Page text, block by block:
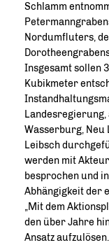
Schlamm
Nordumfluters,
Insgesamt sollen
Kubikmeter
Landesregierung,
Wasserburg, Neu
Leibsch
werden mit
besprochen und
Abhängigkeit der
Mit dem
den über Jahre
Ansatz